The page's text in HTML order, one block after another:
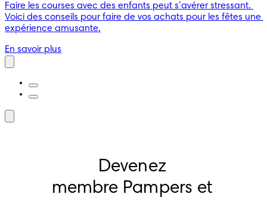
Faire les courses avec des enfants peut s’avérer stressant.
Voici des conseils pour faire de vos achats pour les fêtes une
expérience amusante.
En savoir plus
Devenez
membre Pampers et